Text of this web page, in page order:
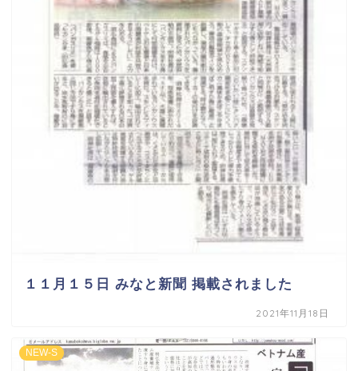
１１月１５日 みなと新聞 掲載されました
2021年11月18日
NEW-S